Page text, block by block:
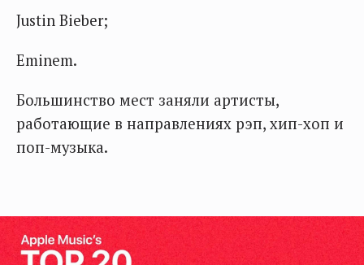
Justin Bieber;
Eminem.
Большинство мест заняли артисты,
работающие в направлениях рэп, хип-хоп и
поп-музыка.